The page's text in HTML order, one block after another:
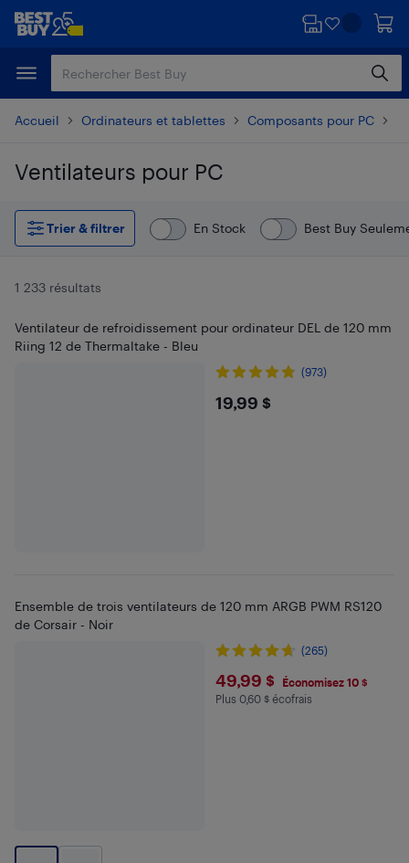
Passer
principal
Passer
Accueil Ordinateurs et tablettes Composants pour PC
Ventilateurs pour PC
Passer aux résultats
Trier & filtrer
En Stock Best Buy
1 233 résultats
Ventilateur de refroidissement pour ordinateur DEL de 120 mm
Riing 12 de Thermaltake - Bleu
(973)
$19.99
19,99 $
Ensemble de trois ventilateurs de 120 mm ARGB PWM RS120
de Corsair - Noir
(265)
$49.99
49,99 $ Économisez 10 $
Plus 0.6 $ en écofrais
Plus 0,60 $ écofrais